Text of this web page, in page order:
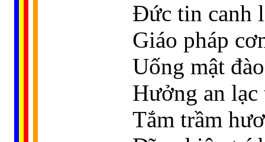
Ðức tin canh
Giáo pháp
Uống mật
Hưởng an lạc
Tắm trầm